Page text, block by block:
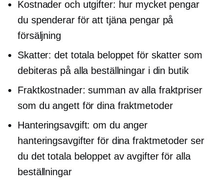
Kostnader och utgifter: hur mycket pengar
du spenderar för att tjäna pengar på
försäljning
Skatter: det totala beloppet för skatter som
debiteras på alla beställningar i din butik
Fraktkostnader: summan av alla fraktpriser
som du angett för dina fraktmetoder
Hanteringsavgift: om du anger
hanteringsavgifter för dina fraktmetoder ser
du det totala beloppet av avgifter för alla
beställningar